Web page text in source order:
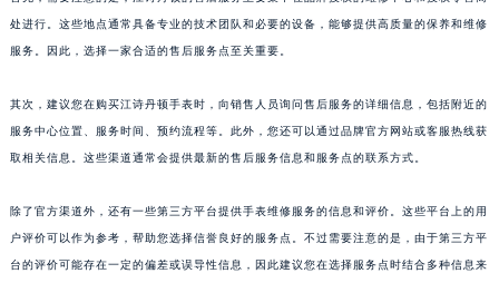
处进行。这些地点通常具备专业的技术团队和必要的设备，能够提供高质量的保养和维修
服务。因此，选择一家合适的售后服务点至关重要。
其次，建议您在购买江诗丹顿手表时，向销售人员询问售后服务的详细信息，包括附近的
服务中心位置、服务时间、预约流程等。此外，您还可以通过品牌官方网站或客服热线获
取相关信息。这些渠道通常会提供最新的售后服务信息和服务点的联系方式。
除了官方渠道外，还有一些第三方平台提供手表维修服务的信息和评价。这些平台上的用
户评价可以作为参考，帮助您选择信誉良好的服务点。不过需要注意的是，由于第三方平
台的评价可能存在一定的偏差或误导性信息，因此建议您在选择服务点时结合多种信息来